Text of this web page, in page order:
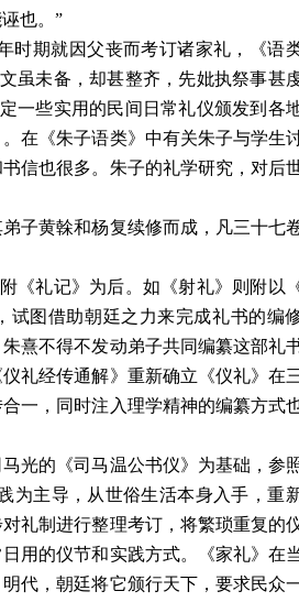
也。”
期就因父丧而考订诸家礼，《语类
虽未备，却甚整齐，先妣执祭事甚虔
一些实用的民间日常礼仪颁发到各地
在《朱子语类》中有关朱子与学生
信也很多。朱子的礼学研究，对后
子黄榦和杨复续修而成，凡三十七
《礼记》为后。如《射礼》则附以
试图借助朝廷之力来完成礼书的编
熹不得不发动弟子共同编纂这部礼书
礼经传通解》重新确立《仪礼》在
一，同时注入理学精神的编纂方式
光的《司马温公书仪》为基础，参
为主导，从世俗生活本身入手，重
礼制进行整理考订，将繁琐重复的
用的仪节和实践方式。《家礼》在
代，朝廷将它颁行天下，要求民众